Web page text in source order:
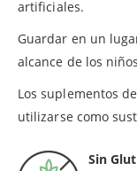
artificiales.
Guardar en un
alcance de los
Los suplementos de
utilizarse como
Sin